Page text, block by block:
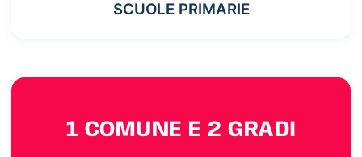
SCUOLE PRIMARIE
1 COMUNE E 2 GRADI